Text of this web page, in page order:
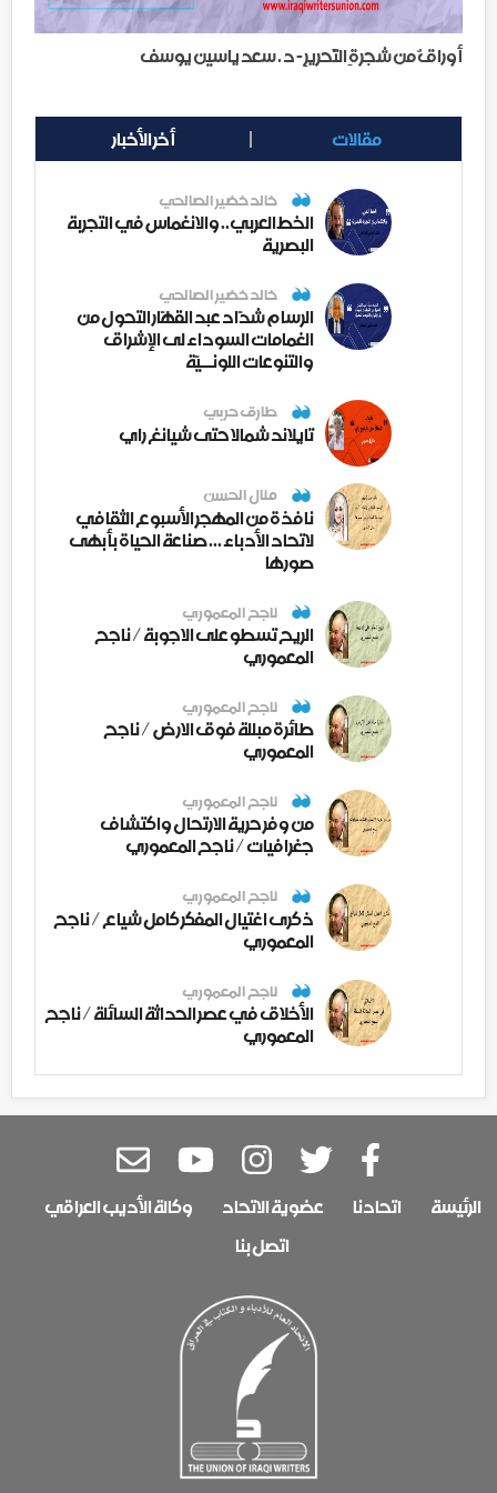
أوراقٌ من شجرةِ التَّحريرِ - د . سعد ياسين يوسف
مقالات أخر الأخبار
خالد خضير الصالحي
الخط العربي.. والانغماس في التجربة
البصرية
خالد خضير الصالحي
الرسام شدّاد عبد القهّار التحول من
الغمامات السوداء لى الإشراق
والتنوعات اللونــيّة
طارق حربي
تايلاند شمالا حتى شيانغ راي
منال الحسن
نافذة من المهجر الأسبوع الثقافي
لاتحاد الأدباء ... صناعة الحياة بأبهى
صورها
ناجح المعموري
الريح تسطو على الاجوبة / ناجح
المعموري
ناجح المعموري
طائرة مبللة فوق الارض / ناجح
المعموري
ناجح المعموري
من وفر حرية الارتحال واكتشاف
جغرافيات / ناجح المعموري
ناجح المعموري
ذكرى اغتيال المفكر كامل شياع / ناجح
المعموري
ناجح المعموري
الأخلاق في عصر الحداثة السائلة / ناجح
المعموري
الرئيسة اتحادنا عضوية الاتحاد
وكالة الأديب العراقي
اتصل بنا